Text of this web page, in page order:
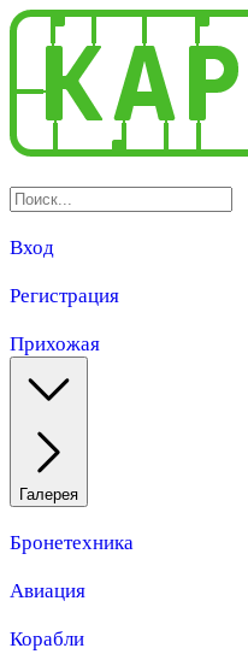
Вход
Регистрация
Прихожая
Галерея
Бронетехника
Авиация
Корабли